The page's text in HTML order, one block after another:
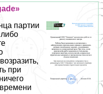
партии
при